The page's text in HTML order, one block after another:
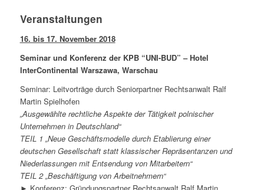
Veranstaltungen
16. bis 17. November 2018
Seminar und Konferenz der KPB “UNI-BUD” – Hotel
InterContinental Warszawa, Warschau
Seminar: Leitvorträge durch Seniorpartner Rechtsanwalt Ralf
Martin Spielhofen
„Ausgewählte rechtliche Aspekte der Tätigkeit polnischer
Unternehmen in Deutschland“
TEIL 1 „Neue Geschäftsmodelle durch Etablierung einer
deutschen Gesellschaft statt klassischer Repräsentanzen und
Niederlassungen mit Entsendung von Mitarbeitern“
TEIL 2 „Beschäftigung von Arbeitnehmern“